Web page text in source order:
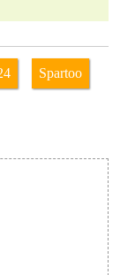
Spartoo